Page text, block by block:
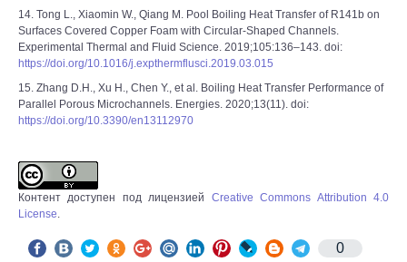
14. Tong L., Xiaomin W., Qiang M. Pool Boiling Heat Transfer of R141b on
Surfaces Covered Copper Foam with Circular-Shaped Channels.
Experimental Thermal and Fluid Science. 2019;105:136–143. doi:
https://doi.org/10.1016/j.expthermflusci.2019.03.015
15. Zhang D.H., Xu H., Chen Y., et al. Boiling Heat Transfer Performance of
Parallel Porous Microchannels. Energies. 2020;13(11). doi:
https://doi.org/10.3390/en13112970
Контент доступен под лицензией Creative Commons Attribution 4.0
License.
0